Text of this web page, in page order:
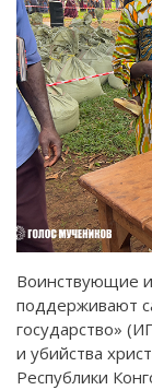
Воинствующие
поддерживают
государство»
и убийства
Республики